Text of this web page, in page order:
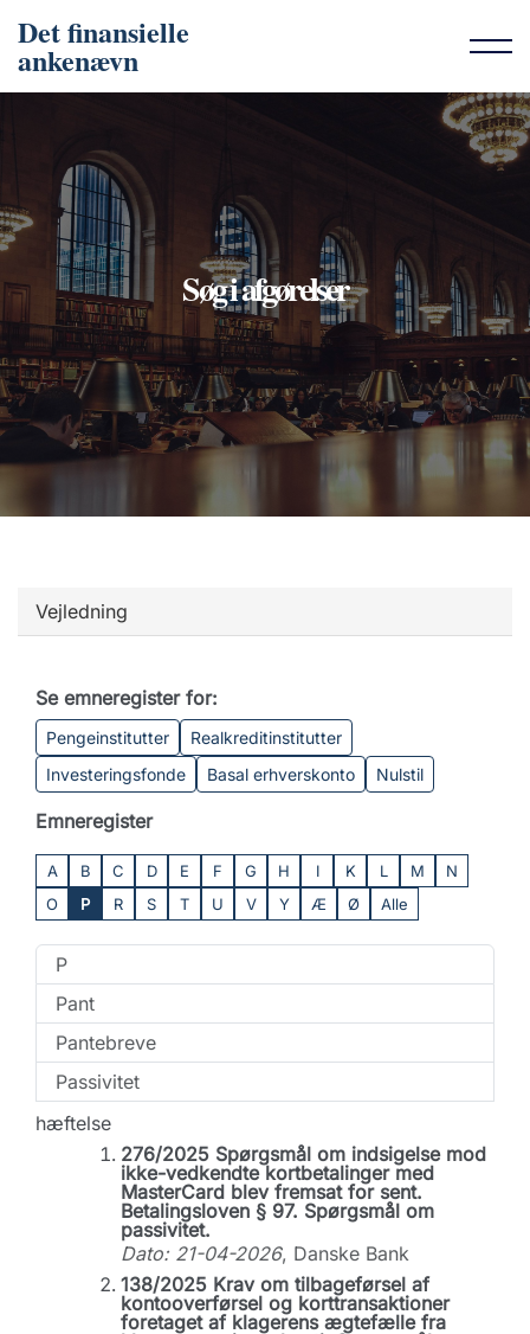
Det finansielle
ankenævn
Søg i afgørelser
Vejledning
Se emneregister for:
Pengeinstitutter
Realkreditinstitutter
Investeringsfonde
Basal erhverskonto Nulstil
Emneregister
A B C D E F G H I K L M
N
O
P R S T U V Y Æ Ø Alle
P
Pant
Pantebreve
Passivitet
hæftelse
276/2025 Spørgsmål om indsigelse mod
ikke-vedkendte kortbetalinger med
MasterCard blev fremsat for sent.
Betalingsloven § 97. Spørgsmål om
passivitet.
Dato: 21-04-2026, Danske Bank
138/2025 Krav om tilbageførsel af
kontooverførsel og korttransaktioner
foretaget af klagerens ægtefælle fra